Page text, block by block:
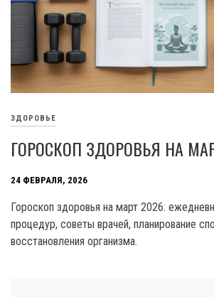
ЗДОРОВЬЕ
ГОРОСКОП ЗДОРОВЬЯ НА
24 ФЕВРАЛЯ, 2026
Гороскоп здоровья на март 2026:
процедур, советы врачей, планирование
восстановления организма.